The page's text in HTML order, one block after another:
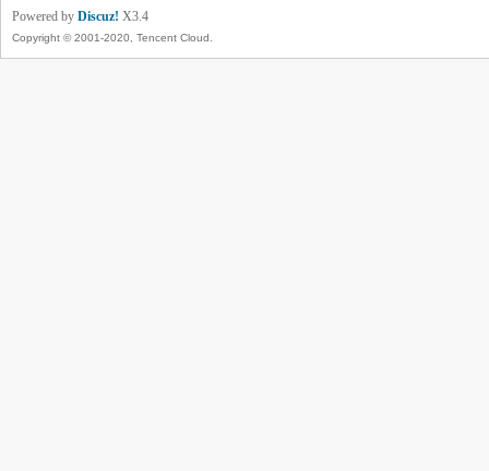
Powered by Discuz! X3.4
Copyright © 2001-2020, Tencent Cloud.